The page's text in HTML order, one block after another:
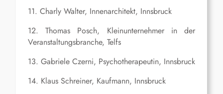
11. Charly Walter, Innenarchitekt, Innsbruck
12. Thomas Posch, Kleinunternehmer in der
Veranstaltungsbranche, Telfs
13. Gabriele Czerni, Psychotherapeutin, Innsbruck
14. Klaus Schreiner, Kaufmann, Innsbruck